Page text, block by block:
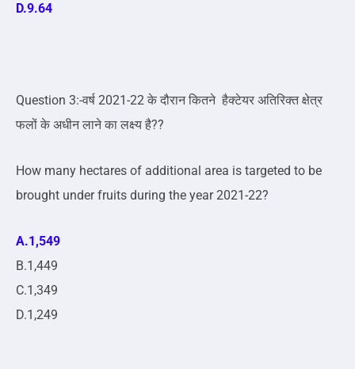
D.9.64
Question 3:-वर्ष 2021-22 के दौरान कितने हैक्टेयर अतिरिक्त क्षेत्र
फलों के अधीन लाने का लक्ष्य है??
How many hectares of additional area is targeted to be
brought under fruits during the year 2021-22?
A.1,549
B.1,449
C.1,349
D.1,249